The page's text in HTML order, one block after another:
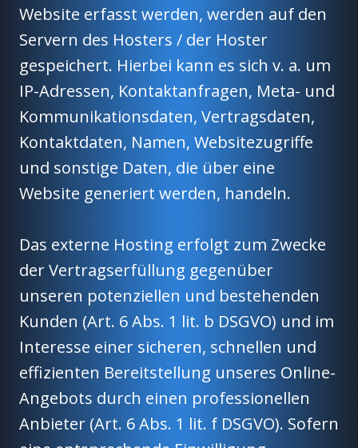
Website erfasst werden, werden auf den
Servern des Hosters / der Hoster
gespeichert. Hierbei kann es sich v. a. um
IP-Adressen, Kontaktanfragen, Meta- und
Kommunikationsdaten, Vertragsdaten,
Kontaktdaten, Namen, Websitezugriffe
und sonstige Daten, die über eine
Website generiert werden, handeln.
Das externe Hosting erfolgt zum Zwecke
der Vertragserfüllung gegenüber
unseren potenziellen und bestehenden
Kunden (Art. 6 Abs. 1 lit. b DSGVO) und im
Interesse einer sicheren, schnellen und
effizienten Bereitstellung unseres Online-
Angebots durch einen professionellen
Anbieter (Art. 6 Abs. 1 lit. f DSGVO). Sofern